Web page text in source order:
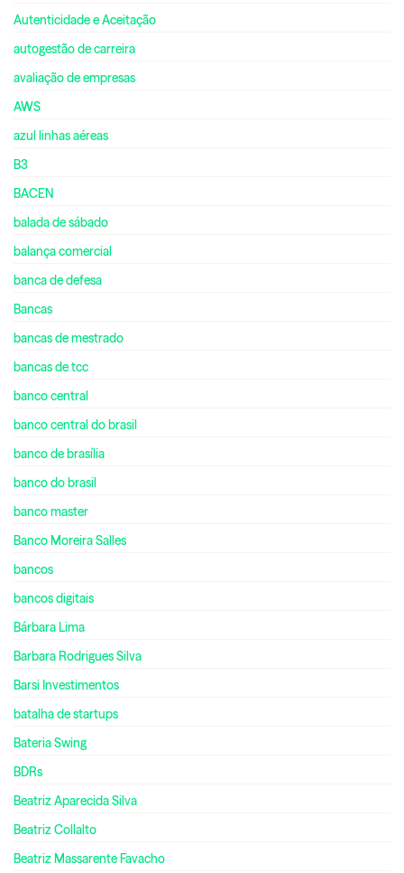
Autenticidade e Aceitação
autogestão de carreira
avaliação de empresas
AWS
azul linhas aéreas
B3
BACEN
balada de sábado
balança comercial
banca de defesa
Bancas
bancas de mestrado
bancas de tcc
banco central
banco central do brasil
banco de brasília
banco do brasil
banco master
Banco Moreira Salles
bancos
bancos digitais
Bárbara Lima
Barbara Rodrigues Silva
Barsi Investimentos
batalha de startups
Bateria Swing
BDRs
Beatriz Aparecida Silva
Beatriz Collalto
Beatriz Massarente Favacho